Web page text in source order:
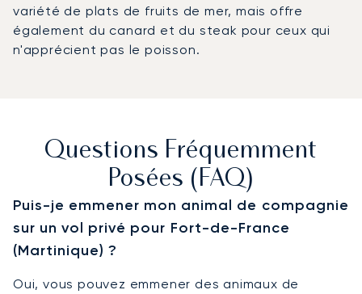
variété de plats de fruits de mer, mais offre
également du canard et du steak pour ceux qui
n'apprécient pas le poisson.
Questions Fréquemment
Posées (FAQ)
Puis-je emmener mon animal de compagnie
sur un vol privé pour Fort-de-France
(Martinique) ?
Oui, vous pouvez emmener des animaux de